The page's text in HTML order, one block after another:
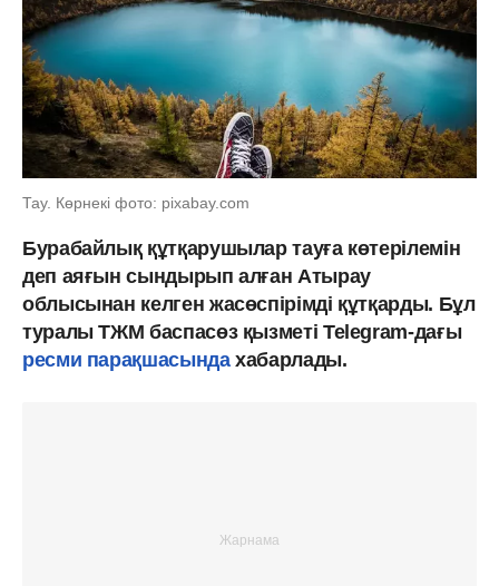
Тау. Көрнекі фото: pixabay.com
Бурабайлық құтқарушылар тауға көтерілемін
деп аяғын сындырып алған Атырау
облысынан келген жасөспірімді құтқарды. Бұл
туралы ТЖМ баспасөз қызметі Telegram-дағы
ресми парақшасындахабарлады.